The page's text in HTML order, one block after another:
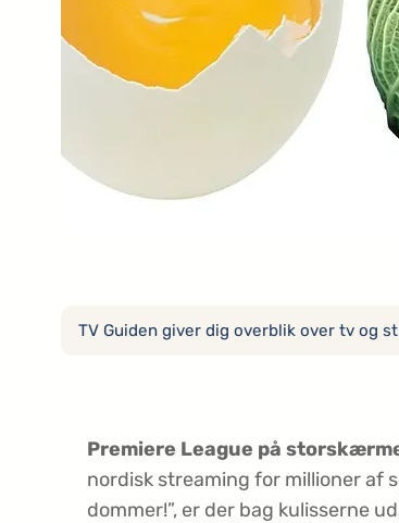
TV Guiden giver dig overblik over tv og
Premiere League på
nordisk streaming for millioner af
dommer!”, er der bag kulisserne